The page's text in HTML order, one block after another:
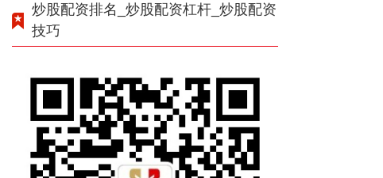
炒股配资排名_炒股配资杠杆_炒股配资
技巧